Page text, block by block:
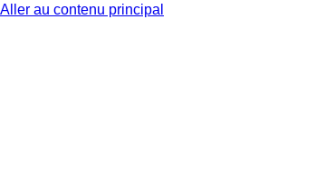
Aller au contenu principal